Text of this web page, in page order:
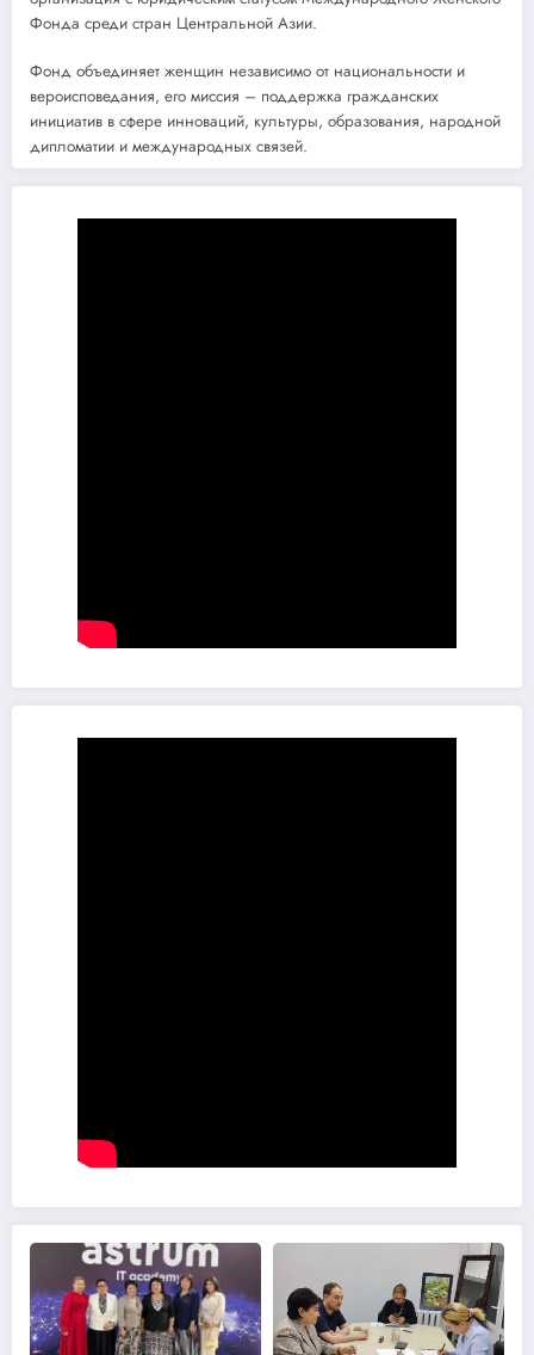
Фонда среди стран Центральной Азии.
Фонд объединяет женщин независимо от национальности и
вероисповедания, его миссия – поддержка гражданских
инициатив в сфере инноваций, культуры, образования, народной
дипломатии и международных связей.